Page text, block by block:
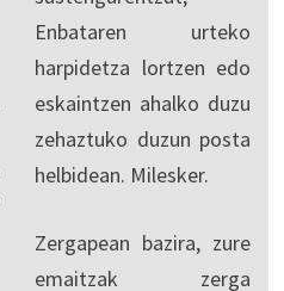
Enbataren urteko
harpidetza lortzen edo
eskaintzen ahalko duzu
zehaztuko duzun posta
helbidean. Milesker.
Zergapean bazira, zure
emaitzak zerga